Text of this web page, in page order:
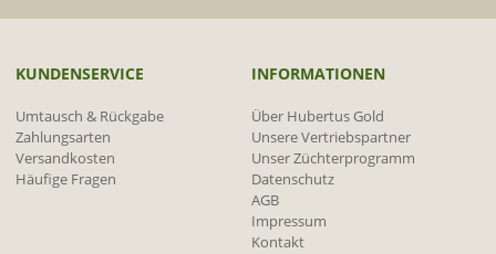
KUNDENSERVICE
Umtausch & Rückgabe
Zahlungsarten
Versandkosten
Häufige Fragen
INFORMATIONEN
Über Hubertus Gold
Unsere Vertriebspartner
Unser Züchterprogramm
Datenschutz
AGB
Impressum
Kontakt